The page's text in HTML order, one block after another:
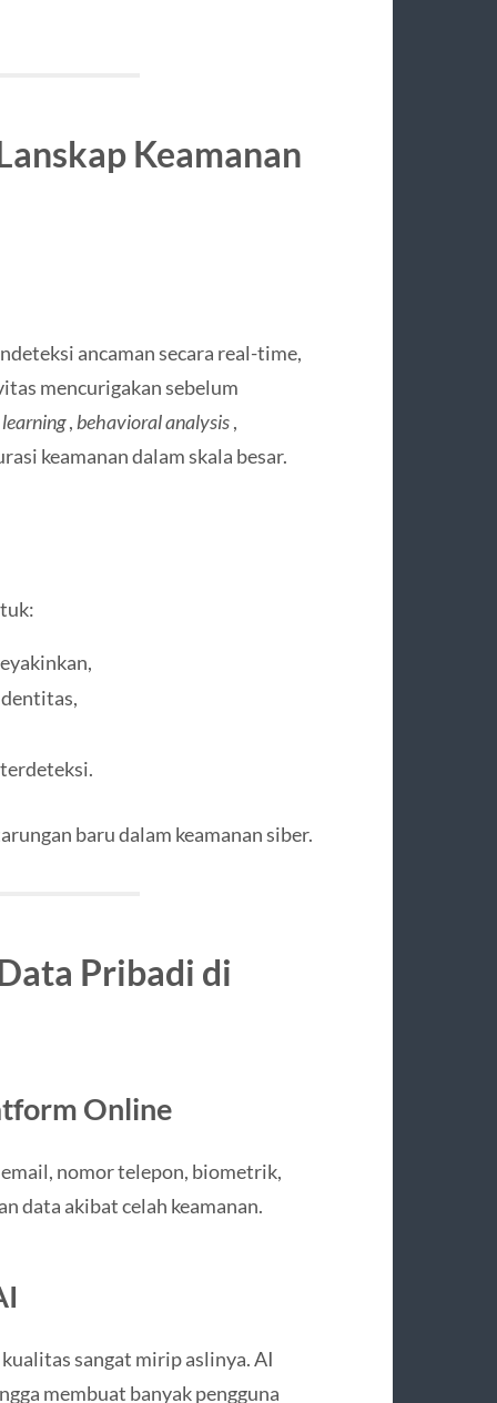
Keamanan
ancaman secara real-time,
mencurigakan sebelum
, behavioral analysis,
keamanan dalam skala besar.
baru dalam keamanan siber.
Pribadi di
Online
nomor telepon, biometrik,
data akibat celah keamanan.
sangat mirip aslinya. AI
membuat banyak pengguna